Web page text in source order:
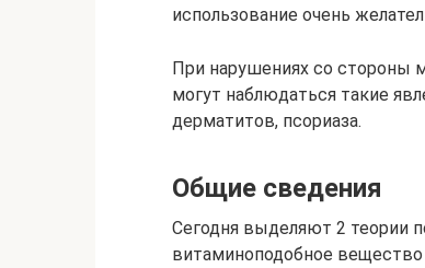
использование очень
При нарушениях со стороны
могут наблюдаться такие
дерматитов, псориаза.
Общие сведения
Сегодня выделяют 2 теории
витаминоподобное вещество